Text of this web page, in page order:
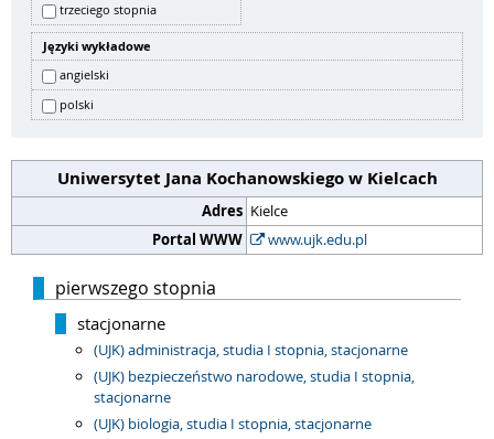
trzeciego stopnia
Języki wykładowe
angielski
polski
Uniwersytet Jana Kochanowskiego w Kielcach
Adres Kielce
Portal WWW
www.ujk.edu.pl
pierwszego stopnia
stacjonarne
(UJK) administracja, studia I stopnia, stacjonarne
(UJK) bezpieczeństwo narodowe, studia I stopnia,
stacjonarne
(UJK) biologia, studia I stopnia, stacjonarne